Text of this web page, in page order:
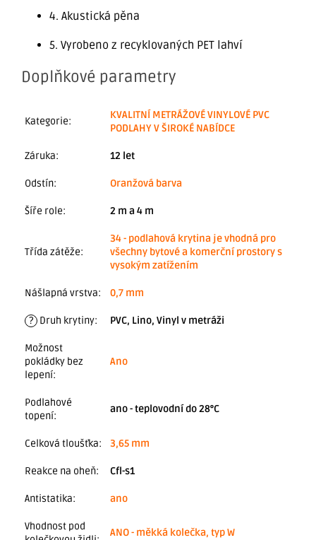
4. Akustická pěna
5. Vyrobeno z recyklovaných PET lahví
Doplňkové parametry
Kategorie:
KVALITNÍ METRÁŽOVÉ VINYLOVÉ PVC
PODLAHY V ŠIROKÉ NABÍDCE
Záruka: 12 let
Odstín: Oranžová barva
Šíře role: 2 m a 4 m
Třída zátěže:
34 - podlahová krytina je vhodná pro
všechny bytové a komerční prostory s
vysokým zatížením
Nášlapná vrstva: 0,7 mm
? Druh krytiny: PVC, Lino, Vinyl v metráži
Možnost
pokládky bez
lepení:
Ano
Podlahové
topení:
ano - teplovodní do 28°C
Celková tloušťka: 3,65 mm
Reakce na oheň: Cfl-s1
Antistatika: ano
Vhodnost pod
ANO - měkká kolečka, typ W